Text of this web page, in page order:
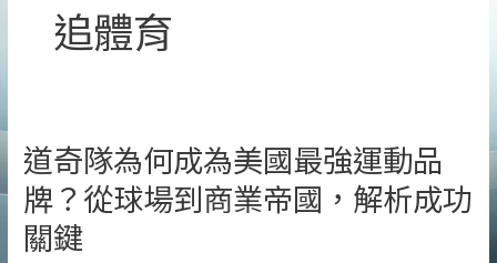
追體育
道奇隊為何成為美國最強運動品
牌？從球場到商業帝國，解析成功
關鍵